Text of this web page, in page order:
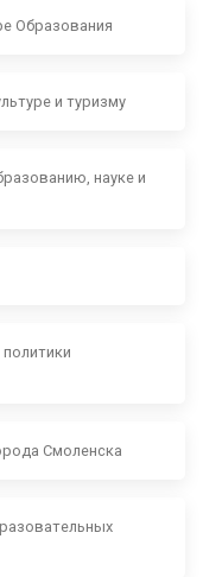
Образования
и туризму
науке и
Смоленска